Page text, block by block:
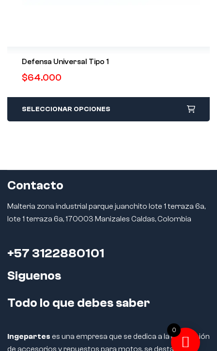
Defensa Universal Tipo 1
$64.000
SELECCIONAR OPCIONES
Contacto
Malteria zona industrial parque juanchito lote 1 terraza 6a,
lote 1 terraza 6a, 170003 Manizales Caldas, Colombia
+57 3122880101
Siguenos
Todo lo que debes saber
Ingepartes es una empresa que se dedica a la fabricación
de accesorios y repuestos para motos, se destaca por
0